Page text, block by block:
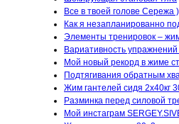
Все в твоей голове Сережа
Как я незапланированно
Элементы тренировок –
Вариативность
Мой новый рекорд в жиме
Подтягивания обратным
Жим гантелей сидя 2х40кг
Разминка перед силовой
Мой инстаграм